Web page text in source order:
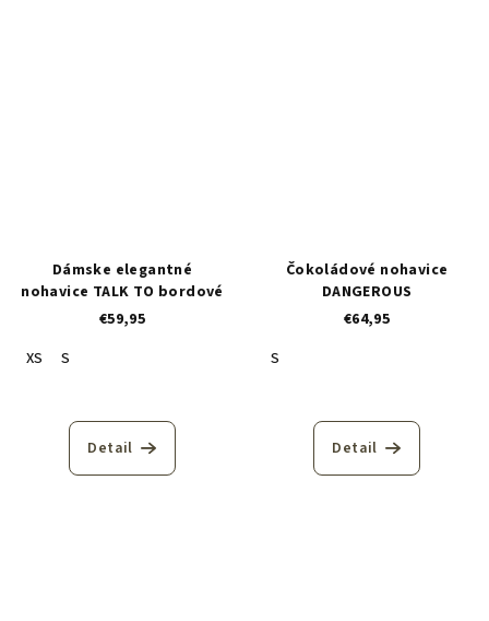
Dámske elegantné
nohavice TALK TO bordové
€59,95
XS
S
Detail
Čokoládové nohavice
DANGEROUS
€64,95
S
Detail